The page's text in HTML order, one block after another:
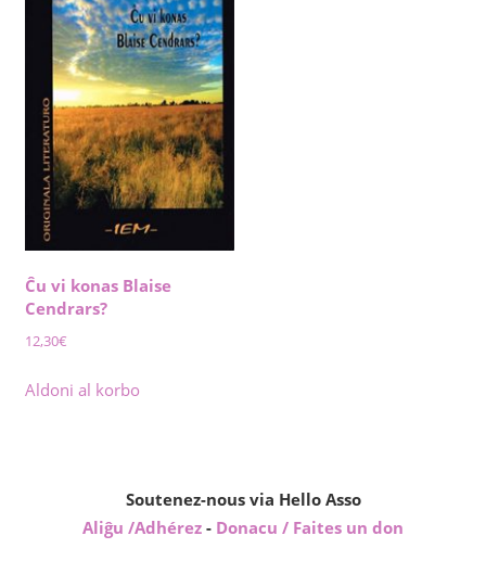
Ĉu vi konas Blaise
Cendrars?
12,30€
Aldoni al korbo
Soutenez-nous via Hello Asso
Aliĝu /Adhérez - Donacu / Faites un don